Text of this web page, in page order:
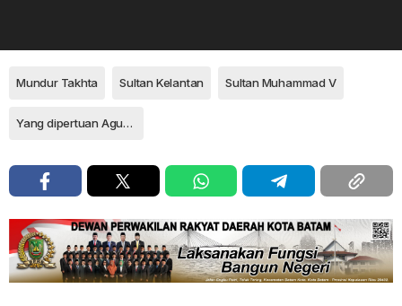
Mundur Takhta Sultan Kelantan Sultan Muhammad V
Yang dipertuan Agung